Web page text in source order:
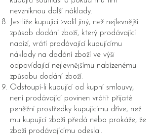
nevzniknou další náklady.
Jestliže kupující zvolil jiný, než nejlevnější
způsob dodání zboží, který prodávající
nabízí, vrátí prodávající kupujícímu
náklady na dodání zboží ve výši
odpovídající nejlevnějšímu nabízenému
způsobu dodání zboží.
Odstoupí-li kupující od kupní smlouvy,
není prodávající povinen vrátit přijaté
peněžní prostředky kupujícímu dříve, než
mu kupující zboží předá nebo prokáže, že
zboží prodávajícímu odeslal.